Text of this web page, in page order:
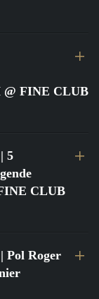
@ FINE CLUB
| 5
CLUB
| Pol Roger